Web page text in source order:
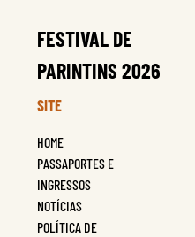
FESTIVAL DE
PARINTINS 2026
SITE
HOME
PASSAPORTES E
INGRESSOS
NOTÍCIAS
POLÍTICA DE